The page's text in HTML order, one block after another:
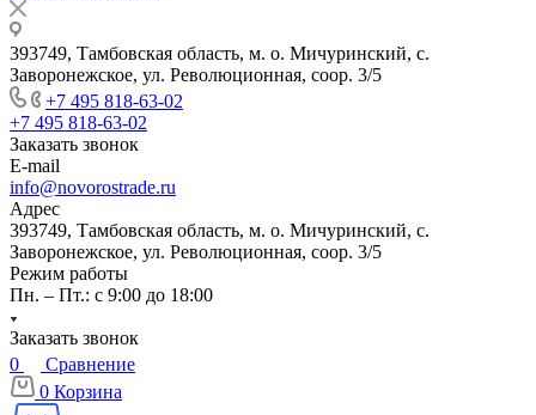
393749, Тамбовская область, м. о. Мичуринский, с.
Заворонежское, ул. Революционная, соор. 3/5
+7 495 818-63-02
+7 495 818-63-02
Заказать звонок
E-mail
info@novorostrade.ru
Адрес
393749, Тамбовская область, м. о. Мичуринский, с.
Заворонежское, ул. Революционная, соор. 3/5
Режим работы
Пн. – Пт.: с 9:00 до 18:00
Заказать звонок
0
Сравнение
0 Корзина